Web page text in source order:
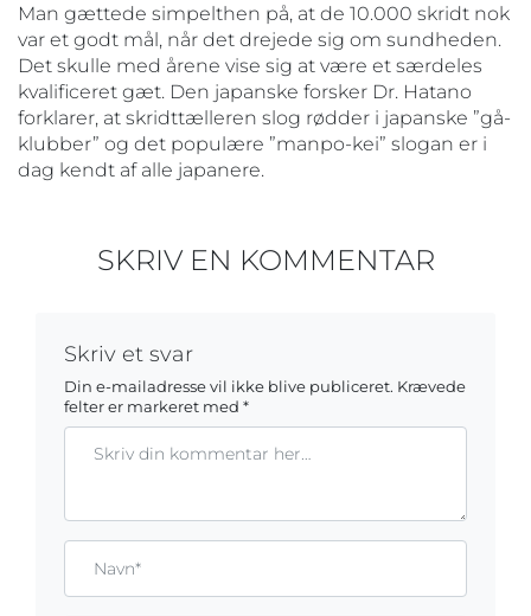
Man gættede simpelthen på, at de 10.000 skridt nok
var et godt mål, når det drejede sig om sundheden.
Det skulle med årene vise sig at være et særdeles
kvalificeret gæt. Den japanske forsker Dr. Hatano
forklarer, at skridttælleren slog rødder i japanske ”gå-
klubber” og det populære ”manpo-kei” slogan er i
dag kendt af alle japanere.
SKRIV EN KOMMENTAR
Skriv et svar
Din e-mailadresse vil ikke blive publiceret. Krævede
felter er markeret med *